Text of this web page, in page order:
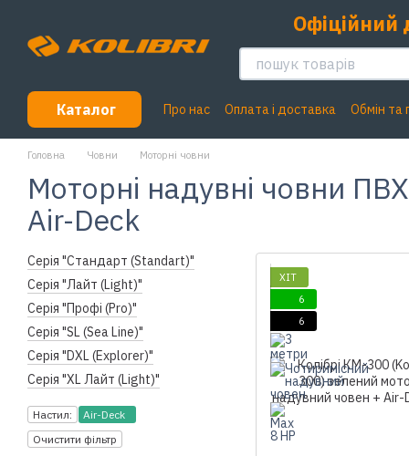
Офіційний
Каталог Про нас Оплата і доставка Обмін та
Головна Човни Моторні човни
Моторні надувні човни
Air-Deck
ХІТ
6
6
Серія "Стандарт (Standart)"
Серія "Лайт (Light)"
Серія "Профі (Pro)"
Серія "SL (Sea Line)"
Серія "DXL (Explorer)"
Серія "XL Лайт (Light)"
Настил:
Air-Deck
Очистити фільтр